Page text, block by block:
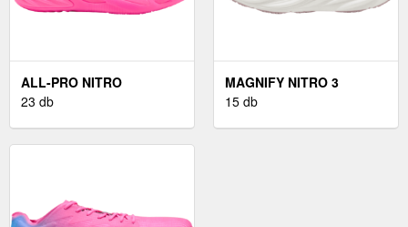
ALL-PRO NITRO
23 db
MAGNIFY NITRO 3
15 db